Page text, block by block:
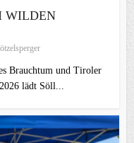
WILDEN
Brauchtum und Tiroler
lädt Söll...